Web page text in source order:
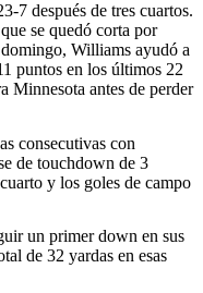
7 después de tres cuartos.
se quedó corta por
Williams ayudó a
puntos en los últimos 22
Minnesota antes de perder
consecutivas con
de touchdown de 3
y los goles de campo
un primer down en sus
de 32 yardas en esas